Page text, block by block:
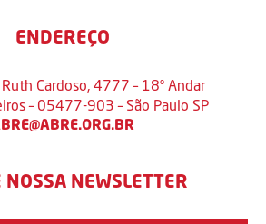
ENDEREÇO
Cardoso, 4777 – 18º Andar
– 05477-903 – São Paulo SP
NOSSA NEWSLETTER